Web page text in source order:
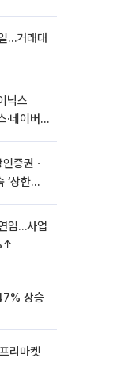
…거래대
닉스
·네이버·
증권ㆍ
‘상한
임…사업
상승
리마켓